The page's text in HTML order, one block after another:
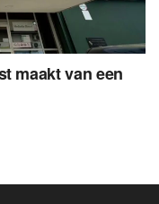
maakt van een